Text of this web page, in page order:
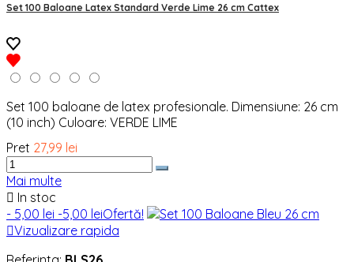
Set 100 Baloane Latex Standard Verde Lime 26 cm Cattex
Set 100 baloane de latex profesionale. Dimensiune: 26 cm
(10 inch) Culoare: VERDE LIME
Pret 27,99 lei
Mai multe
 In stoc
- 5,00 lei -5,00 leiOfertă!
Vizualizare rapida